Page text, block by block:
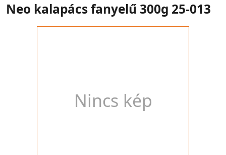
Neo kalapács fanyelű 300g 25-013
Nincs kép